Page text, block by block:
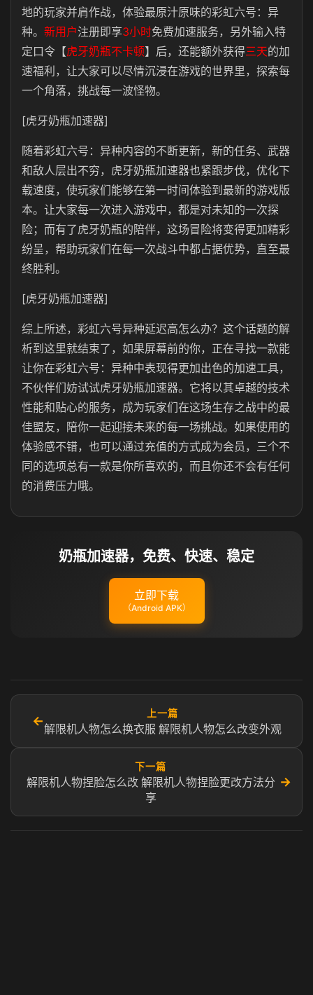
地的玩家并肩作战，体验最原汁原味的彩虹六号：异
种。 新用户注册即享3小时免费加速服务，另外输入特
定口令【虎牙奶瓶不卡顿】后，还能额外获得三天的加
速福利，让大家可以尽情沉浸在游戏的世界里，探索每
一个角落，挑战每一波怪物。
[虎牙奶瓶加速器]
随着彩虹六号：异种内容的不断更新，新的任务、武器
和敌人层出不穷，虎牙奶瓶加速器也紧跟步伐，优化下
载速度，使玩家们能够在第一时间体验到最新的游戏版
本。让大家每一次进入游戏中，都是对未知的一次探
险；而有了虎牙奶瓶的陪伴，这场冒险将变得更加精彩
纷呈，帮助玩家们在每一次战斗中都占据优势，直至最
终胜利。
[虎牙奶瓶加速器]
综上所述，彩虹六号异种延迟高怎么办？这个话题的解
析到这里就结束了，如果屏幕前的你，正在寻找一款能
让你在彩虹六号：异种中表现得更加出色的加速工具，
不伙伴们妨试试虎牙奶瓶加速器。它将以其卓越的技术
性能和贴心的服务，成为玩家们在这场生存之战中的最
佳盟友，陪你一起迎接未来的每一场挑战。如果使用的
体验感不错，也可以通过充值的方式成为会员，三个不
同的选项总有一款是你所喜欢的，而且你还不会有任何
的消费压力哦。
奶瓶加速器，免费、快速、稳定
立即下载
（Android APK）
←
上一篇
解限机人物怎么换衣服 解限机人物怎么改变外观
下一篇
解限机人物捏脸怎么改 解限机人物捏脸更改方法分
享
→